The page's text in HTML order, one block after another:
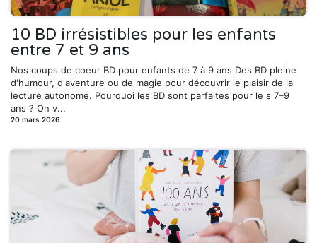
10 BD irrésistibles pour les enfants
entre 7 et 9 ans
Nos coups de coeur BD pour enfants de 7 à 9 ans Des BD pleine
d'humour, d'aventure ou de magie pour découvrir le plaisir de la
lecture autonome. Pourquoi les BD sont parfaites pour le s 7–9
ans ? On v...
20 mars 2026